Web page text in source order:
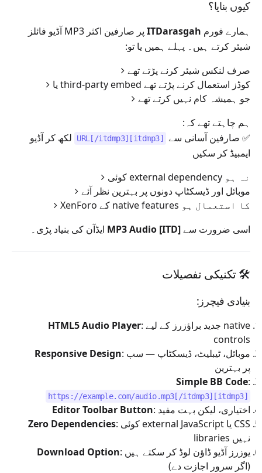
کیوں بنایا؟
ہمارے فورم ITDarasgah
پر صارفین اکثر MP3 آڈیو فائلز
شیئر کرتے ہیں۔ پہلے ہمیں یا تو:
صرف لنکس شیئر کرنے پڑتے تھے
یا third-party embed کوڈز استعمال کرنے پڑتے تھے
جو ہمیشہ کام نہیں کرتے تھے
✅ صارفین آسانی سے
[itdmp3]URL[/itdmp3]
لکھ کر آڈیو
ایمبیڈ کر سکیں
کوئی external dependency نہ ہو
موبائل اور ڈیسکٹاپ دونوں پر بہترین نظر آئے
XenForo کے native features کا استعمال ہو
اسی ضرورت سے[ITD] MP3 Audio ایڈآن کی بنیاد پڑی۔
🛠️ تکنیکی تفصیلات
بنیادی فیچرز:
HTML5 Audio Player: جدید براؤزرز کے لیے native
controls
Responsive Design: موبائل، ٹیبلیٹ، ڈیسکٹاپ — سب
پر بہترین
Simple BB Code:
[itdmp3]https://example.com/audio.mp3[/itdmp3]
Editor Toolbar Button : اختیاری، لیکن بہت مفید
Zero Dependencies: کوئی external JavaScript یا CSS
libraries نہیں
Download Option: یوزرز آڈیو ڈاؤن لوڈ کر سکتے ہیں
(اگر سرور اجازت دے)